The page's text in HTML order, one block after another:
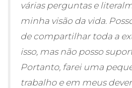
várias perguntas e
minha visão da vida.
de compartilhar toda a
isso, mas não posso
Portanto, farei uma
trabalho e em meus